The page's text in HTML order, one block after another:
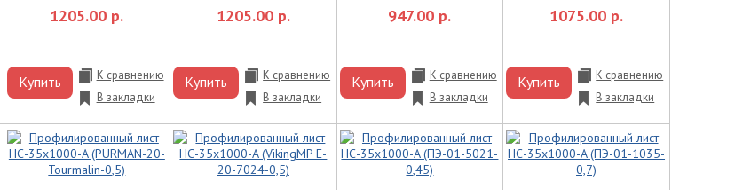
1205.00 р.
Купить
К сравнению
В закладки
1205.00 р.
Купить
К сравнению
В закладки
947.00 р.
Купить
К сравнению
В закладки
1075.00 р.
Купить
К сравнению
В закладки